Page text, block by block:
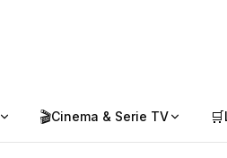
🎬Cinema & Serie TV 🛒